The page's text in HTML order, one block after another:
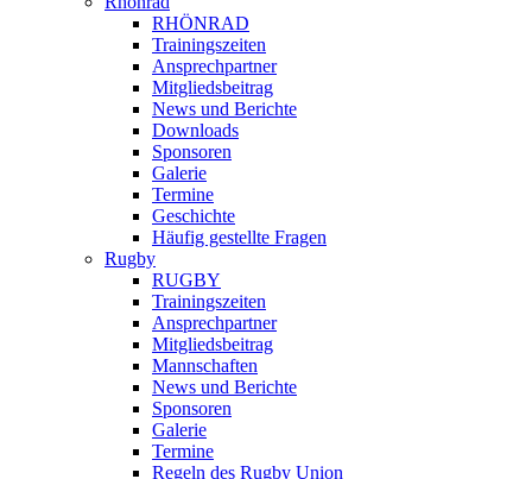
RHÖNRAD
Trainingszeiten
Ansprechpartner
Mitgliedsbeitrag
News und Berichte
Downloads
Sponsoren
Galerie
Termine
Geschichte
Häufig gestellte Fragen
Rugby
RUGBY
Trainingszeiten
Ansprechpartner
Mitgliedsbeitrag
Mannschaften
News und Berichte
Sponsoren
Galerie
Termine
Regeln des Rugby Union